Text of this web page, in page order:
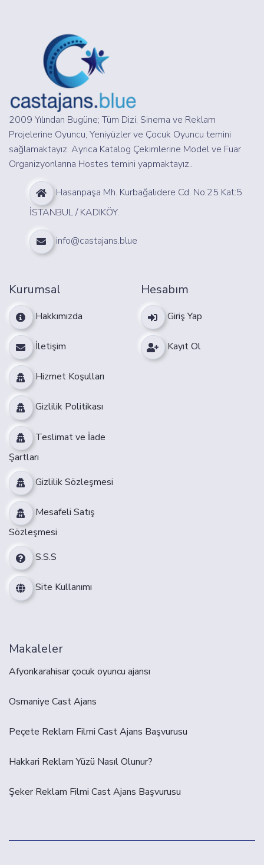
2009 Yılından Bugüne; Tüm Dizi, Sinema ve Reklam
Projelerine Oyuncu, Yeniyüzler ve Çocuk Oyuncu temini
sağlamaktayız. Ayrıca Katalog Çekimlerine Model ve Fuar
Organizyonlarına Hostes temini yapmaktayız..
Hasanpaşa Mh. Kurbağalıdere Cd. No:25 Kat:5
İSTANBUL / KADIKÖY.
info@castajans.blue
Kurumsal
Hakkımızda
İletişim
Hizmet Koşulları
Gizlilik Politikası
Teslimat ve İade
Şartları
Gizlilik Sözleşmesi
Mesafeli Satış
Sözleşmesi
S.S.S
Site Kullanımı
Hesabım
Giriş Yap
Kayıt Ol
Makaleler
Afyonkarahisar çocuk oyuncu ajansı
Osmaniye Cast Ajans
Peçete Reklam Filmi Cast Ajans Başvurusu
Hakkari Reklam Yüzü Nasıl Olunur?
Şeker Reklam Filmi Cast Ajans Başvurusu